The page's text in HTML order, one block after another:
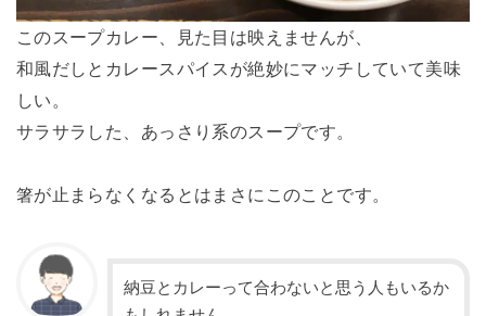
このスープカレー、見た目は映えませんが、
和風だしとカレースパイスが絶妙にマッチしていて美味
しい。
サラサラした、あっさり系のスープです。
箸が止まらなくなるとはまさにこのことです。
納豆とカレーって合わないと思う人もいるか